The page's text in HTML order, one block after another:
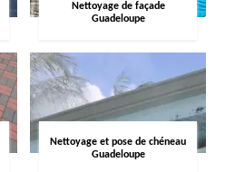
Nettoyage de façade
Guadeloupe
Nettoyage et pose de chéneau
Guadeloupe